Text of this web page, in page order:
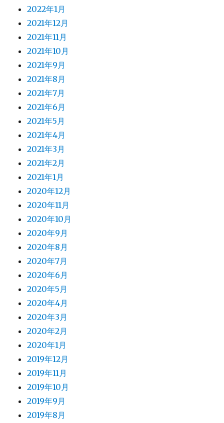
2022年1月
2021年12月
2021年11月
2021年10月
2021年9月
2021年8月
2021年7月
2021年6月
2021年5月
2021年4月
2021年3月
2021年2月
2021年1月
2020年12月
2020年11月
2020年10月
2020年9月
2020年8月
2020年7月
2020年6月
2020年5月
2020年4月
2020年3月
2020年2月
2020年1月
2019年12月
2019年11月
2019年10月
2019年9月
2019年8月